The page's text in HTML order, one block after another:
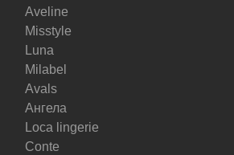
Aveline
Misstyle
Luna
Milabel
Avals
Ангела
Loca lingerie
Conte